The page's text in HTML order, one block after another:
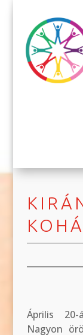
Április
Nagyon